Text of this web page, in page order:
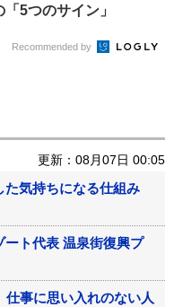
「5つのサイン」
Recommended by
更新：08月07日 00:05
た気持ちになる仕組み
ト代表 温泉街復興プ
事に思い入れのない人